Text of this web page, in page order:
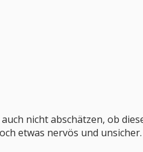
nicht abschätzen, ob
etwas nervös und unsicher.